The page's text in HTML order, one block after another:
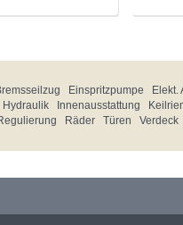
Einspritzpumpe Elekt.
Hydraulik
Innenausstattung
Räder Türen Verdeck